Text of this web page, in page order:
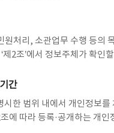
원처리, 소관업무 수행 등의
2조’에서 정보주체가 확인
간
시한 범위 내에서 개인정보
에 따라 등록·공개하는 개